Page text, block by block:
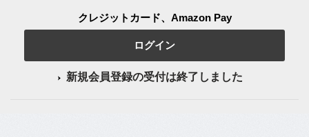
クレジットカード、Amazon Pay
ログイン
新規会員登録の受付は終了しました